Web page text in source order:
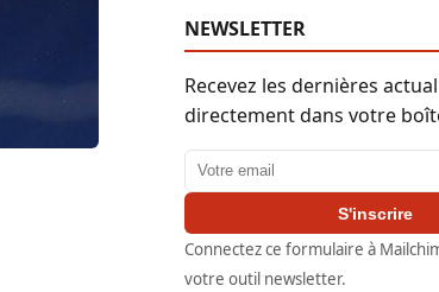
NEWSLETTER
Recevez les dernières
directement dans votre
Adresse email
S'inscrire
Connectez ce formulaire à
votre outil newsletter.